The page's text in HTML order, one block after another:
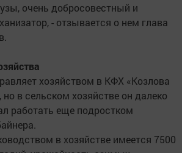
очень добросовестный и
- отзывается о нем глава
хозяйством в КФХ «Козлова
в сельском хозяйстве он далеко
работать еще подростком
в хозяйстве имеется 7500